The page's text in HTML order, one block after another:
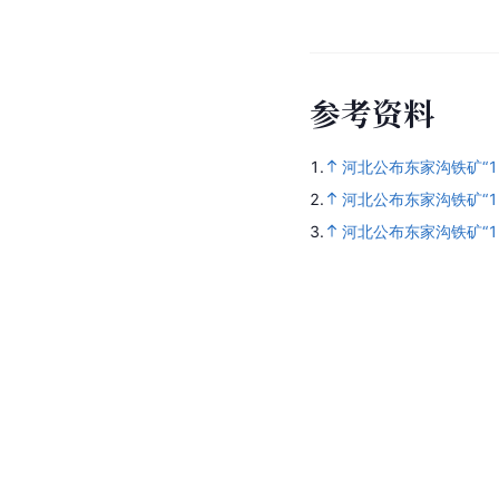
参考资料
1.
河北公布东家沟铁矿
2.
河北公布东家沟铁矿
3.
河北公布东家沟铁矿